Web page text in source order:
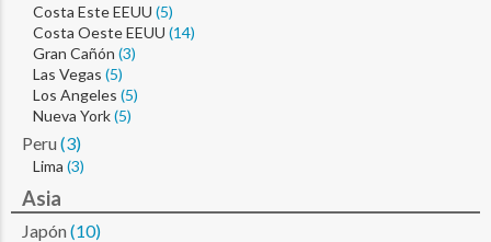
Costa Este EEUU (5)
Costa Oeste EEUU (14)
Gran Cañón (3)
Las Vegas (5)
Los Angeles (5)
Nueva York(5)
Peru (3)
Lima (3)
Asia
Japón (10)